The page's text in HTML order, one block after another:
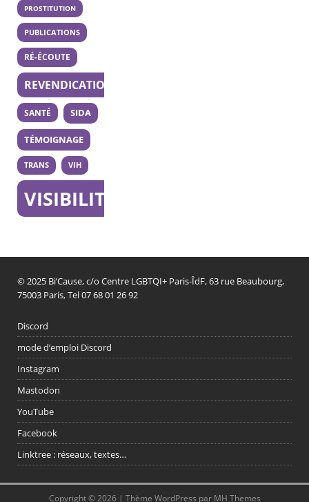
PROSTITUTION
PUBLICATIONS
RÉ-ÉCOUTE
REVENDICATION
SANTÉ SIDA
TÉMOIGNAGE
TRANS VIH
VISIBILITÉ
© 2025 Bi’Cause, c/o Centre LGBTQI+ Paris-ÎdF, 63 rue Beaubourg,
75003 Paris, Tel 07 68 01 26 92
Discord
mode d’emploi Discord
Instagram
Mastodon
YouTube
Facebook
Linktree : réseaux, textes…
Copyright © 2026 | Thème WordPress par MH Themes